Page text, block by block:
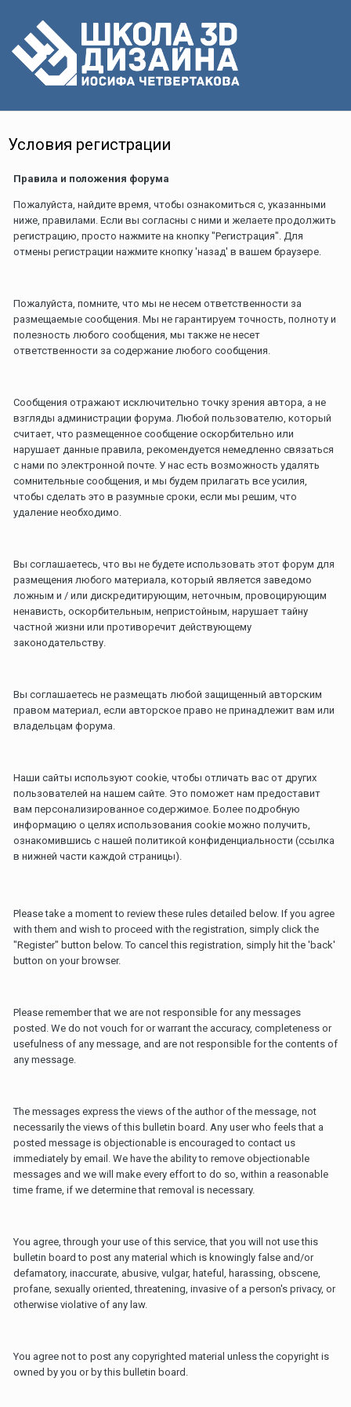
Условия регистрации
Правила и положения форума
Пожалуйста, найдите время, чтобы ознакомиться с, указанными
ниже, правилами. Если вы согласны с ними и желаете продолжить
регистрацию, просто нажмите на кнопку "Регистрация". Для
отмены регистрации нажмите кнопку 'назад' в вашем браузере.
Пожалуйста, помните, что мы не несем ответственности за
размещаемые сообщения. Мы не гарантируем точность, полноту и
полезность любого сообщения, мы также не несет
ответственности за содержание любого сообщения.
Сообщения отражают исключительно точку зрения автора, а не
взгляды администрации форума. Любой пользователю, который
считает, что размещенное сообщение оскорбительно или
нарушает данные правила, рекомендуется немедленно связаться
с нами по электронной почте. У нас есть возможность удалять
сомнительные сообщения, и мы будем прилагать все усилия,
чтобы сделать это в разумные сроки, если мы решим, что
удаление необходимо.
Вы соглашаетесь, что вы не будете использовать этот форум для
размещения любого материала, который является заведомо
ложным и / или дискредитирующим, неточным, провоцирующим
ненависть, оскорбительным, непристойным, нарушает тайну
частной жизни или противоречит действующему
законодательству.
Вы соглашаетесь не размещать любой защищенный авторским
правом материал, если авторское право не принадлежит вам или
владельцам форума.
Наши сайты используют cookie, чтобы отличать вас от других
пользователей на нашем сайте. Это поможет нам предоставит
вам персонализированное содержимое. Более подробную
информацию о целях использования cookie можно получить,
ознакомившись с нашей политикой конфиденциальности (ссылка
в нижней части каждой страницы).
Please take a moment to review these rules detailed below. If you agree
with them and wish to proceed with the registration, simply click the
"Register" button below. To cancel this registration, simply hit the 'back'
button on your browser.
Please remember that we are not responsible for any messages
posted. We do not vouch for or warrant the accuracy, completeness or
usefulness of any message, and are not responsible for the contents of
any message.
The messages express the views of the author of the message, not
necessarily the views of this bulletin board. Any user who feels that a
posted message is objectionable is encouraged to contact us
immediately by email. We have the ability to remove objectionable
messages and we will make every effort to do so, within a reasonable
time frame, if we determine that removal is necessary.
You agree, through your use of this service, that you will not use this
bulletin board to post any material which is knowingly false and/or
defamatory, inaccurate, abusive, vulgar, hateful, harassing, obscene,
profane, sexually oriented, threatening, invasive of a person's privacy, or
otherwise violative of any law.
You agree not to post any copyrighted material unless the copyright is
owned by you or by this bulletin board.